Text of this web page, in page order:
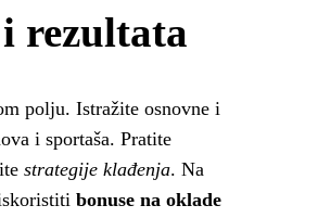
rezultata
polju. Istražite osnovne i
i sportaša. Pratite
strategije klađenja. Na
bonuse na oklade